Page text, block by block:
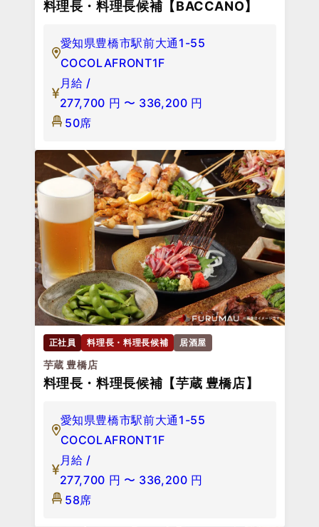
料理長・料理長候補【BACCANO】
愛知県豊橋市駅前大通1-55
COCOLAFRONT1F
月給 /
277,700 円 〜 336,200 円
50席
正社員 料理長・料理長候補 居酒屋
芋蔵 豊橋店
料理長・料理長候補【芋蔵 豊橋店】
愛知県豊橋市駅前大通1-55
COCOLAFRONT1F
月給 /
277,700 円 〜 336,200 円
58席